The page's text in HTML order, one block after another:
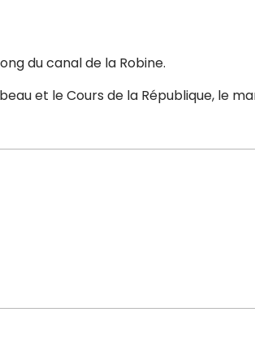
du canal de la Robine.
et le Cours de la République, le